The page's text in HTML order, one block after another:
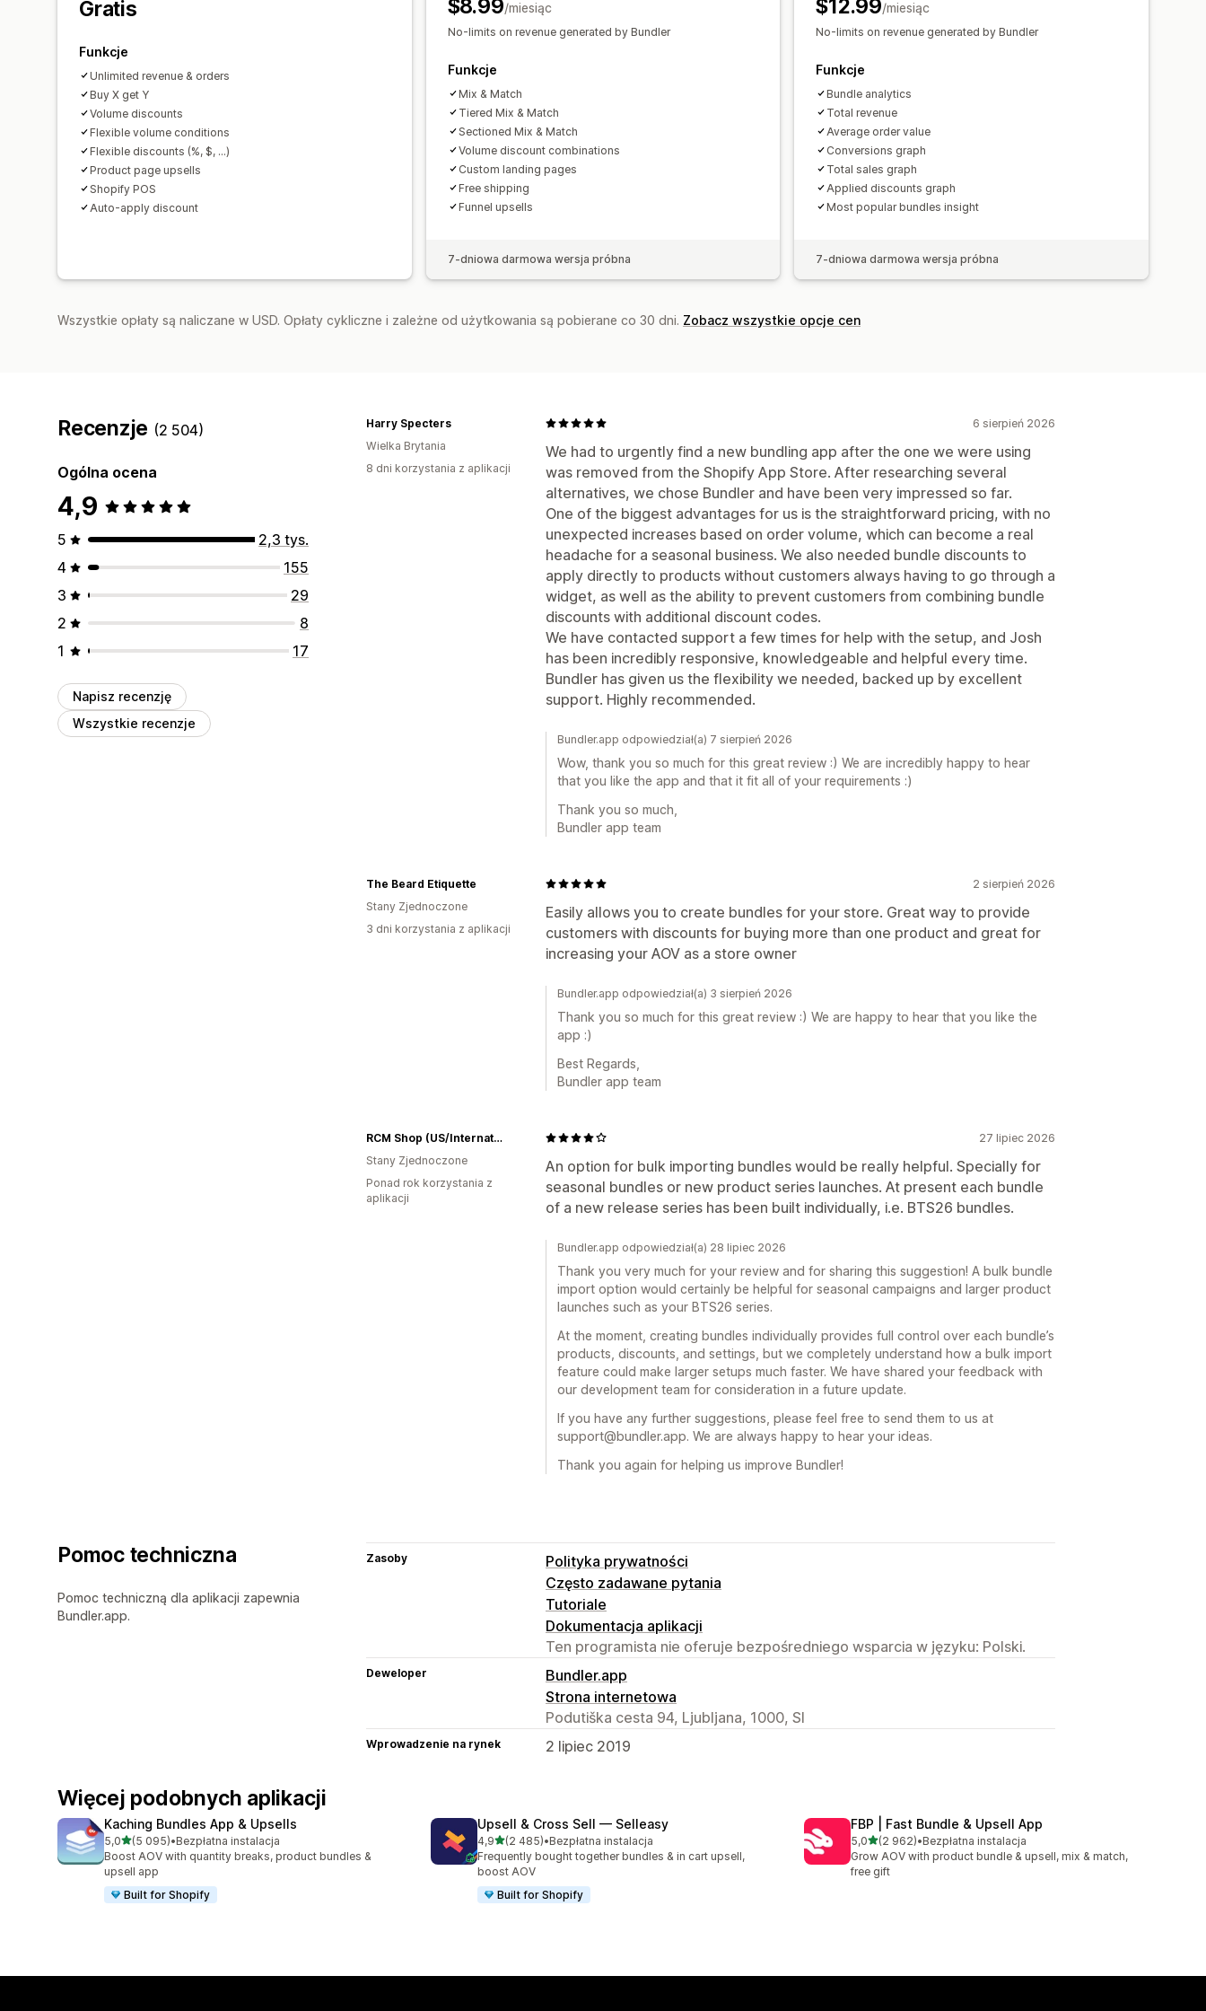
Darmowa wysyłka
Dwa artykuły w cenie jednego Subskrypcje
Ceny zbiorcze Ustalanie cen hurtowych Ceny dynamiczne
System poziomów rabatów
Uaktualnienie subskrypcji
Analizy
Współczynniki konwersji
Wydajność lejka
Gratis
Funkcje
Unlimited revenue & orders
Buy X get Y
Volume discounts
Flexible volume conditions
Flexible discounts (%, $, ...)
Product page upsells
Shopify POS
Auto-apply discount
$8.99/miesiąc
No-limits on revenue generated by Bundler
Funkcje
Mix & Match
Tiered Mix & Match
Sectioned Mix & Match
Volume discount combinations
Custom landing pages
Free shipping
Funnel upsells
7-dniowa darmowa wersja próbna
$12.99/miesiąc
No-limits on revenue generated by Bundler
Funkcje
Bundle analytics
Total revenue
Average order value
Conversions graph
Total sales graph
Applied discounts graph
Most popular bundles insight
7-dniowa darmowa wersja próbna
Wszystkie opłaty są naliczane w USD. Opłaty cykliczne i zależne od użytkowania są pobierane co 30 dni. Zobacz wszystkie opcje cen
Recenzje (2 504)
Ogólna ocena
4,9
5
2,3 tys.
4
155
3
29
2
8
1
17
Napisz recenzję
Wszystkie recenzje
6 sierpień 2026
We had to urgently find a new bundling app after the one we were using
was removed from the Shopify App Store. After researching several
alternatives, we chose Bundler and have been very impressed so far.
One of the biggest advantages for us is the straightforward pricing, with no
unexpected increases based on order volume, which can become a real
headache for a seasonal business. We also needed bundle discounts to
apply directly to products without customers always having to go through a
widget, as well as the ability to prevent customers from combining bundle
discounts with additional discount codes.
We have contacted support a few times for help with the setup, and Josh
has been incredibly responsive, knowledgeable and helpful every time.
Bundler has given us the flexibility we needed, backed up by excellent
support. Highly recommended.
Harry Specters
Wielka Brytania
8 dni korzystania z aplikacji
Bundler.app odpowiedział(a) 7 sierpień 2026
Wow, thank you so much for this great review :) We are incredibly happy to hear
that you like the app and that it fit all of your requirements :)
Thank you so much,
Bundler app team
2 sierpień 2026
Easily allows you to create bundles for your store. Great way to provide
customers with discounts for buying more than one product and great for
increasing your AOV as a store owner
The Beard Etiquette
Stany Zjednoczone
3 dni korzystania z aplikacji
Bundler.app odpowiedział(a) 3 sierpień 2026
Thank you so much for this great review :) We are happy to hear that you like the
app :)
Best Regards,
Bundler app team
27 lipiec 2026
An option for bulk importing bundles would be really helpful. Specially for
seasonal bundles or new product series launches. At present each bundle
of a new release series has been built individually, i.e. BTS26 bundles.
RCM Shop (US/International)
Stany Zjednoczone
Ponad rok korzystania z
aplikacji
Bundler.app odpowiedział(a) 28 lipiec 2026
Thank you very much for your review and for sharing this suggestion! A bulk bundle
import option would certainly be helpful for seasonal campaigns and larger product
launches such as your BTS26 series.
At the moment, creating bundles individually provides full control over each bundle’s
products, discounts, and settings, but we completely understand how a bulk import
feature could make larger setups much faster. We have shared your feedback with
our development team for consideration in a future update.
If you have any further suggestions, please feel free to send them to us at
support@bundler.app. We are always happy to hear your ideas.
Thank you again for helping us improve Bundler!
Pomoc techniczna
Pomoc techniczną dla aplikacji zapewnia
Bundler.app.
Zasoby
Polityka prywatności
Często zadawane pytania
Tutoriale
Dokumentacja aplikacji
Ten programista nie oferuje bezpośredniego wsparcia w języku: Polski.
Deweloper
Bundler.app
Strona internetowa
Podutiška cesta 94, Ljubljana, 1000, SI
Wprowadzenie na rynek 2 lipiec 2019
Więcej podobnych aplikacji
Kaching Bundles App & Upsells
5,0na 5 gwiazdek
(5 095)
Łączna liczba recenzji: 5095
•Bezpłatna instalacja
Boost AOV with quantity breaks, product bundles &
upsell app
Built for Shopify
Upsell & Cross Sell — Selleasy
4,9na 5 gwiazdek
(2 485)
Łączna liczba recenzji: 2485
•Bezpłatna instalacja
Frequently bought together bundles & in cart upsell,
boost AOV
Built for Shopify
FBP | Fast Bundle & Upsell App
5,0na 5 gwiazdek
(2 962)
Łączna liczba recenzji: 2962
•Bezpłatna instalacja
Grow AOV with product bundle & upsell, mix & match,
free gift